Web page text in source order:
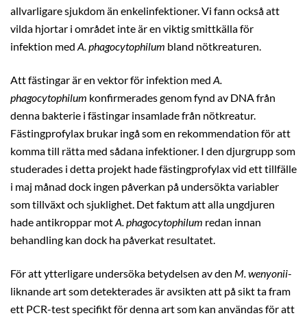
allvarligare sjukdom än enkelinfektioner. Vi fann också att
vilda hjortar i området inte är en viktig smittkälla för
infektion med A. phagocytophilum bland nötkreaturen.
Att fästingar är en vektor för infektion med A.
phagocytophilum konfirmerades genom fynd av DNA från
denna bakterie i fästingar insamlade från nötkreatur.
Fästingprofylax brukar ingå som en rekommendation för att
komma till rätta med sådana infektioner. I den djurgrupp som
studerades i detta projekt hade fästingprofylax vid ett tillfälle
i maj månad dock ingen påverkan på undersökta variabler
som tillväxt och sjuklighet. Det faktum att alla ungdjuren
hade antikroppar motA. phagocytophilum redan innan
behandling kan dock ha påverkat resultatet.
För att ytterligare undersöka betydelsen av den M. wenyonii-
liknande art som detekterades är avsikten att på sikt ta fram
ett PCR-test specifikt för denna art som kan användas för att